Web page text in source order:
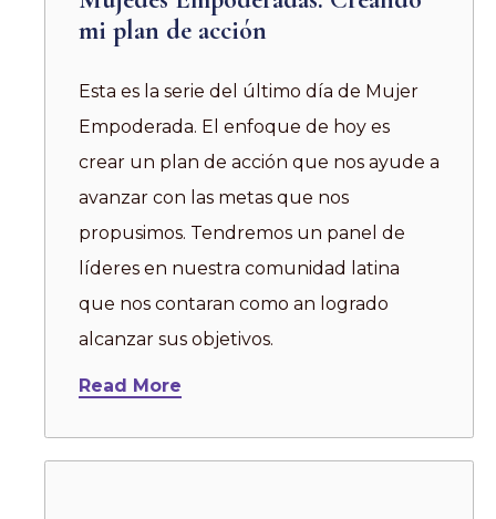
mi plan de acción
Esta es la serie del último día de Mujer
Empoderada. El enfoque de hoy es
crear un plan de acción que nos ayude a
avanzar con las metas que nos
propusimos. Tendremos un panel de
líderes en nuestra comunidad latina
que nos contaran como an logrado
alcanzar sus objetivos.
Read More